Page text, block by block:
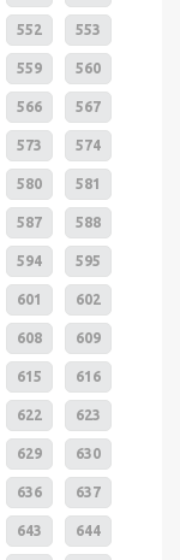
552 553
559 560
566 567
573 574
580 581
587 588
594 595
601 602
608 609
615 616
622 623
629 630
636 637
643 644